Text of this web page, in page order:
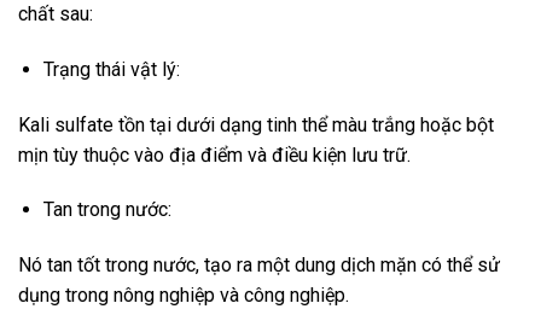
chất sau:
Trạng thái vật lý:
Kali sulfate tồn tại dưới dạng tinh thể màu trắng hoặc bột
mịn tùy thuộc vào địa điểm và điều kiện lưu trữ.
Tan trong nước:
Nó tan tốt trong nước, tạo ra một dung dịch mặn có thể sử
dụng trong nông nghiệp và công nghiệp.